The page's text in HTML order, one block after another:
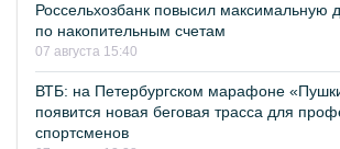
Россельхозбанк повысил максимальную
по накопительным счетам
07 августа 15:40
ВТБ: на Петербургском марафоне
появится новая беговая трасса для
спортсменов